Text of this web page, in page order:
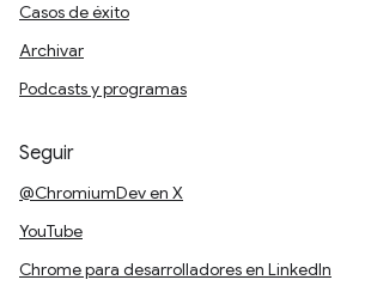
Casos de éxito
Archivar
Podcasts y programas
Seguir
@ChromiumDev en X
YouTube
Chrome para desarrolladores en LinkedIn